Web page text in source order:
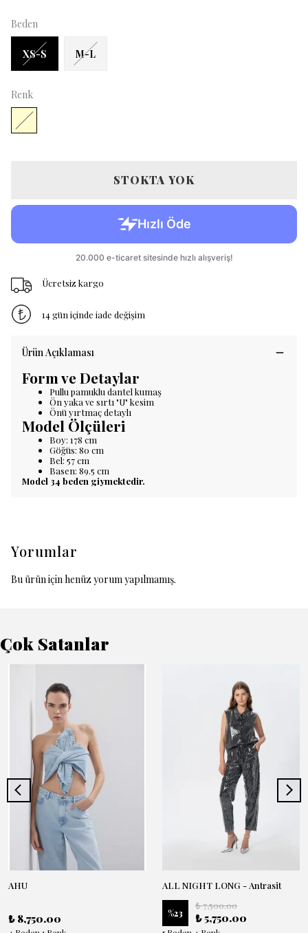
Beden
XS-S M-L
Renk
STOKTA YOK
Ücretsiz kargo
14 gün içinde iade değişim
Ürün Açıklaması
Form ve Detaylar
Pullu pamuklu dantel kumaş
Ön yaka ve sırtı "U" kesim
Önü yırtmaç detaylı
Model Ölçüleri
Boy: 178 cm
Göğüs: 80 cm
Bel: 57 cm
Basen: 89.5 cm
Model 34 beden giymektedir.
Yorumlar
Bu ürün için henüz yorum yapılmamış.
Çok Satanlar
AHU
₺ 8,750.00
ALL NIGHT LONG - Antrasit
%23
₺ 7,500.00
₺ 5,750.00